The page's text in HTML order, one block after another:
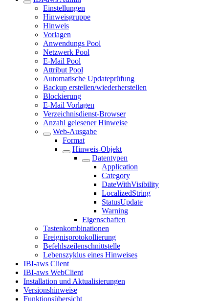
Einstellungen
Hinweisgruppe
Hinweis
Vorlagen
Anwendungs Pool
Netzwerk Pool
E-Mail Pool
Attribut Pool
Automatische Updateprüfung
Backup erstellen/wiederherstellen
Blockierung
E-Mail Vorlagen
Verzeichnisdienst-Browser
Anzahl gelesener Hinweise
Web-Ausgabe
Format
Hinweis-Objekt
Datentypen
Application
Category
DateWithVisibility
LocalizedString
StatusUpdate
Warning
Eigenschaften
Tastenkombinationen
Ereignisprotokollierung
Befehlszeilenschnittstelle
Lebenszyklus eines Hinweises
IBI-aws Client
IBI-aws WebClient
Installation und Aktualisierungen
Versionshinweise
Funktionsübersicht